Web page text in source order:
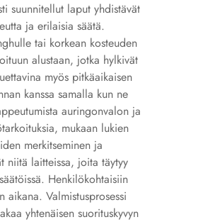
suunnitellut laput yhdistävät
ja erilaisia säätä.
tai korkean kosteuden
alustaan, jotka hylkivät
myös pitkäaikaisen
kanssa samalla kun ne
auringonvalon ja
mukaan lukien
merkitseminen ja
niitä laitteissa, joita täytyy
Henkilökohtaisiin
Valmistusprosessi
yhtenäisen suorituskyvyn